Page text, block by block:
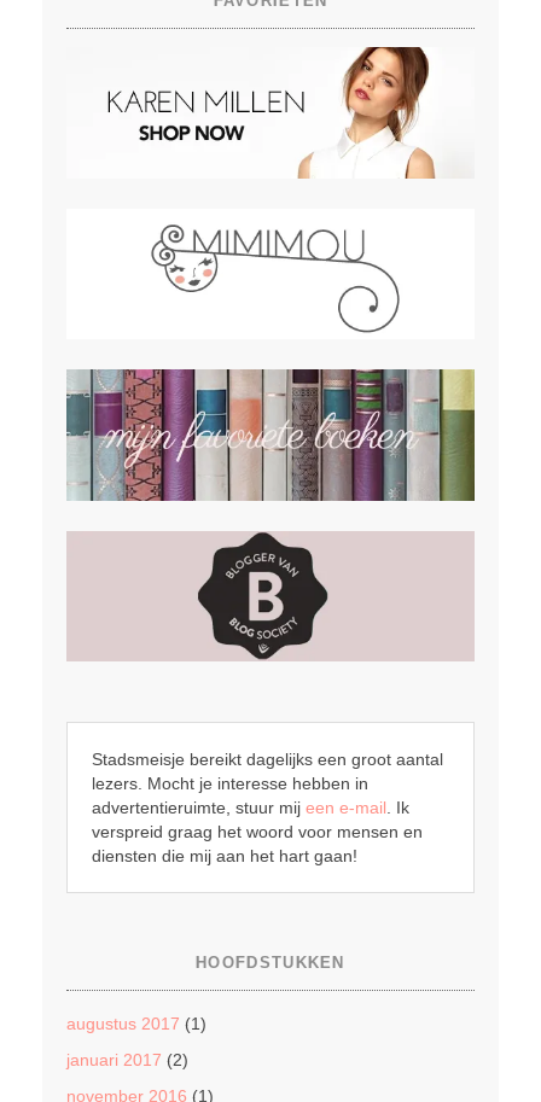
Stadsmeisje bereikt dagelijks een groot aantal
lezers. Mocht je interesse hebben in
advertentieruimte, stuur mij een e-mail. Ik
verspreid graag het woord voor mensen en
diensten die mij aan het hart gaan!
HOOFDSTUKKEN
augustus 2017 (1)
januari 2017 (2)
november 2016 (1)